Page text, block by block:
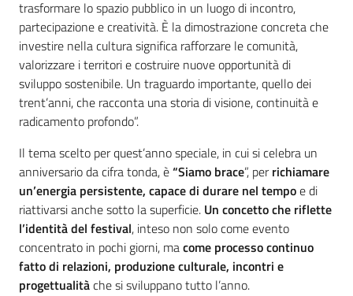
trasformare lo spazio pubblico in un luogo di incontro,
partecipazione e creatività. È la dimostrazione concreta che
investire nella cultura significa rafforzare le comunità,
valorizzare i territori e costruire nuove opportunità di
sviluppo sostenibile. Un traguardo importante, quello dei
trent’anni, che racconta una storia di visione, continuità e
radicamento profondo”.
Il tema scelto per quest’anno speciale, in cui si celebra un
anniversario da cifra tonda, è“Siamo brace”, perrichiamare
un’energia persistente, capace di durare nel tempoe di
riattivarsi anche sotto la superficie. Un concetto che riflette
l’identità del festival, inteso non solo come evento
concentrato in pochi giorni, macome processo continuo
fatto di relazioni, produzione culturale, incontri e
progettualitàche si sviluppano tutto l’anno.